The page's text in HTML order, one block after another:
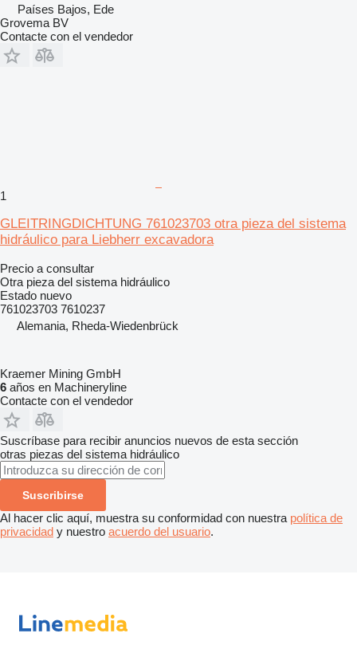
Países Bajos, Ede
Grovema BV
Contacte con el vendedor
1
GLEITRINGDICHTUNG 761023703 otra pieza del sistema
hidráulico para Liebherr excavadora
Precio a consultar
Otra pieza del sistema hidráulico
Estado nuevo
761023703 7610237
Alemania, Rheda-Wiedenbrück
Kraemer Mining GmbH
6 años en Machineryline
Contacte con el vendedor
Suscríbase para recibir anuncios nuevos de esta sección
otras piezas del sistema hidráulico
Suscribirse
Al hacer clic aquí, muestra su conformidad con nuestra política de
privacidad y nuestro acuerdo del usuario.